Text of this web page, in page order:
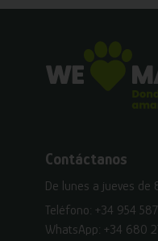
Contáctanos
De lunes a jueves de
Teléfono: +34 954
WhatsApp: +34 680